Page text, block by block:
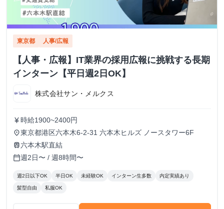
東京都 人事/広報
【人事・広報】IT業界の採用広報に挑戦する長期
インターン【平日週2日OK】
株式会社サン・メルクス
currency_yen 時給1900~2400円
place東京都港区六本木6-2-31 六本木ヒルズ ノースタワー6F
train六本木駅直結
calendar_today週2日〜 / 週8時間〜
週2日以下OK 半日OK 未経験OK インターン生多数 内定実績あり
髪型自由 私服OK